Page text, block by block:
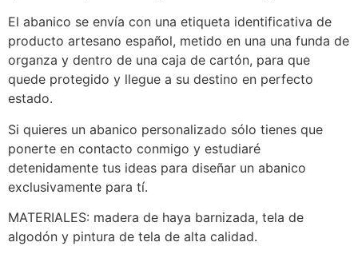
El abanico se envía con una etiqueta identificativa de
producto artesano español, metido en una una funda de
organza y dentro de una caja de cartón, para que
quede protegido y llegue a su destino en perfecto
estado.
Si quieres un abanico personalizado sólo tienes que
ponerte en contacto conmigo y estudiaré
detenidamente tus ideas para diseñar un abanico
exclusivamente para tí.
MATERIALES: madera de haya barnizada, tela de
algodón y pintura de tela de alta calidad.